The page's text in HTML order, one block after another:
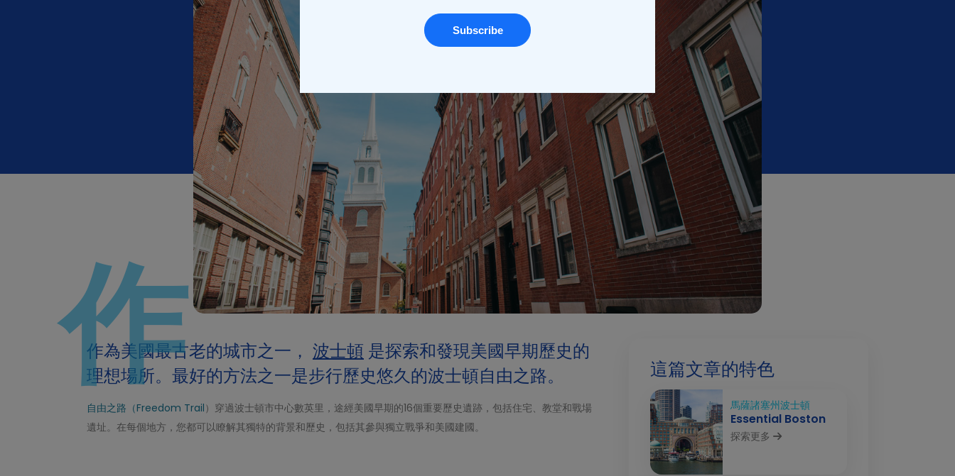
作
作為美國最古老的城市之一， 波士頓 是探索和發現美國早期歷史的
理想場所。最好的方法之一是步行歷史悠久的波士頓自由之路。
自由之路（Freedom Trail）穿過波士頓市中心數英里，途經美國早期的16個重要歷史遺跡，包括住宅、教堂和戰場
遺址。在每個地方，您都可以瞭解其獨特的背景和歷史，包括其參與獨立戰爭和美國建國。
這篇文章的特色
馬薩諸塞州波士頓
Essential Boston
探索更多